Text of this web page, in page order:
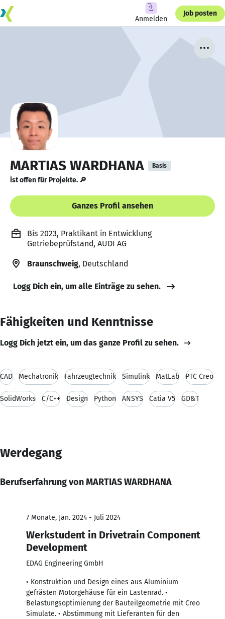
Anmelden
Job posten
MARTIAS WARDHANA Basis
ist offen für Projekte. 🔎
Ganzes Profil ansehen
Bis 2023, Praktikant in Entwicklung
Getriebeprüfstand, AUDI AG
Braunschweig, Deutschland
Logg Dich ein, um alle Einträge zu sehen.
Fähigkeiten und Kenntnisse
Logg Dich jetzt ein, um das ganze Profil zu sehen.
CAD Mechatronik Fahrzeugtechnik Simulink MatLab PTC Creo
SolidWorks C/C++ Design Python ANSYS Catia V5 GD&T
Werdegang
Berufserfahrung von MARTIAS WARDHANA
7 Monate, Jan. 2024 - Juli 2024
Werkstudent in Drivetrain Component
Development
EDAG Engineering GmbH
• Konstruktion und Design eines aus Aluminium
gefrästen Motorgehäuse für ein Lastenrad. •
Belastungsoptimierung der Bauteilgeometrie mit Creo
Simulate. • Abstimmung mit Lieferanten für den